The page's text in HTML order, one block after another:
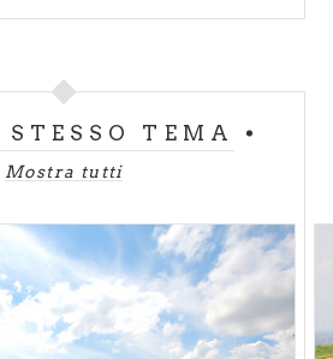
STESSO TEMA
Mostra tutti